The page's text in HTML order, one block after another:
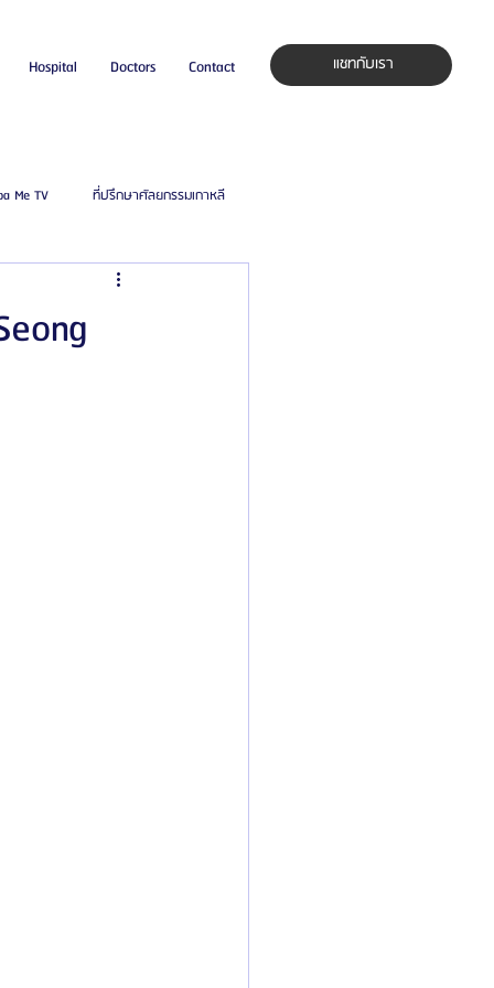
Hospital Doctors Contact แชทกับเรา
Me TV ที่ปรึกษาศัลยกรรมเกาหลี
ศัลยแพทย์ ประเทศเกาหลี